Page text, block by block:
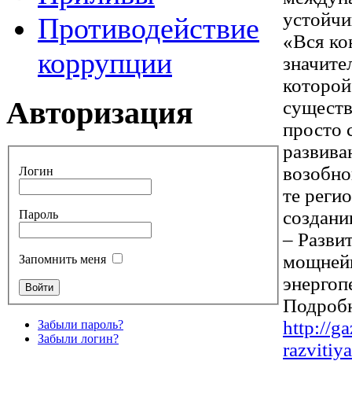
Противодействие
коррупции
Авторизация
Логин
Пароль
Запомнить меня
Забыли пароль?
Забыли логин?
«Вся
просто
те
–
http://